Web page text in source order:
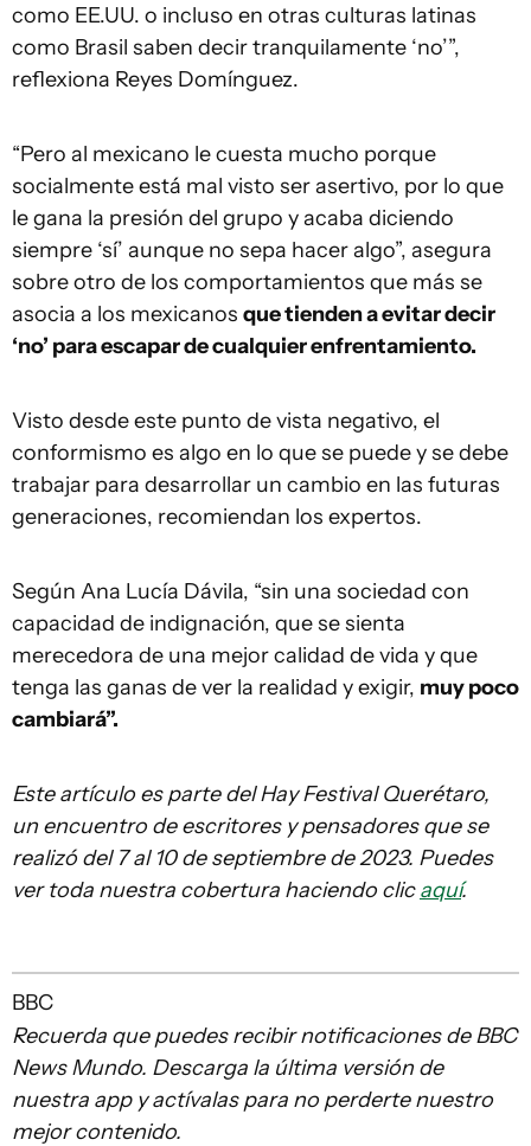
como EE.UU. o incluso en otras culturas latinas
como Brasil saben decir tranquilamente ‘no’”,
reflexiona Reyes Domínguez.
“Pero al mexicano le cuesta mucho porque
socialmente está mal visto ser asertivo, por lo que
le gana la presión del grupo y acaba diciendo
siempre ‘sí’ aunque no sepa hacer algo”, asegura
sobre otro de los comportamientos que más se
asocia a los mexicanos que tienden a evitar decir
‘no’ para escapar de cualquier enfrentamiento.
Visto desde este punto de vista negativo, el
conformismo es algo en lo que se puede y se debe
trabajar para desarrollar un cambio en las futuras
generaciones, recomiendan los expertos.
Según Ana Lucía Dávila, “sin una sociedad con
capacidad de indignación, que se sienta
merecedora de una mejor calidad de vida y que
tenga las ganas de ver la realidad y exigir, muy poco
cambiará”.
Este artículo es parte del Hay Festival Querétaro,
un encuentro de escritores y pensadores que se
realizó del 7 al 10 de septiembre de 2023. Puedes
ver toda nuestra cobertura haciendo clicaquí.
BBC
Recuerda que puedes recibir notificaciones de BBC
News Mundo. Descarga la última versión de
nuestra app y actívalas para no perderte nuestro
mejor contenido.